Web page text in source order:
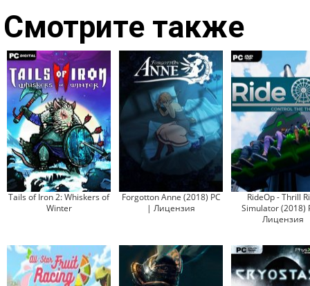
Смотрите также
Tails of Iron 2: Whiskers of
Winter
Forgotton Anne (2018) PC
| Лицензия
RideOp - Thrill
Simulator (2018)
Лицензия